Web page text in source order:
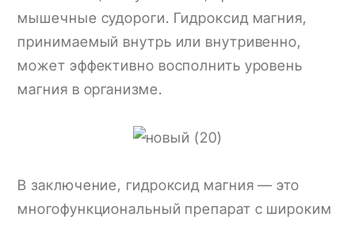
мышечные судороги. Гидроксид магния,
принимаемый внутрь или внутривенно,
может эффективно восполнить уровень
магния в организме.
В заключение, гидроксид магния — это
многофункциональный препарат с широким